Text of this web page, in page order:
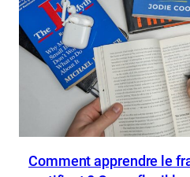
Comment apprendre le